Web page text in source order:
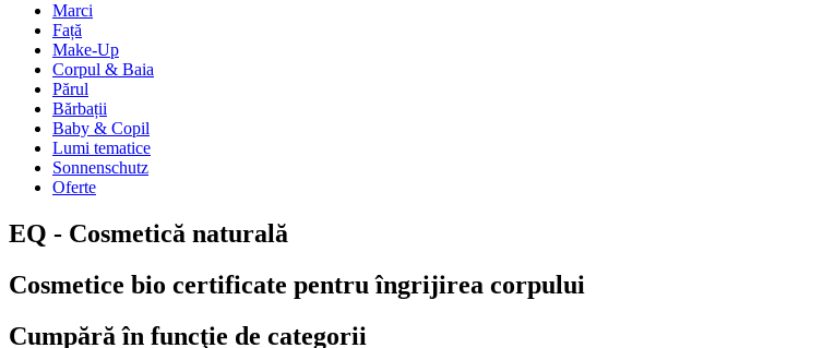
Marci
Față
Make-Up
Corpul & Baia
Părul
Bărbații
Baby & Copil
Lumi tematice
Sonnenschutz
Oferte
EQ - Cosmetică naturală
Cosmetice bio certificate pentru îngrijirea corpului
Cumpără în funcţie de categorii